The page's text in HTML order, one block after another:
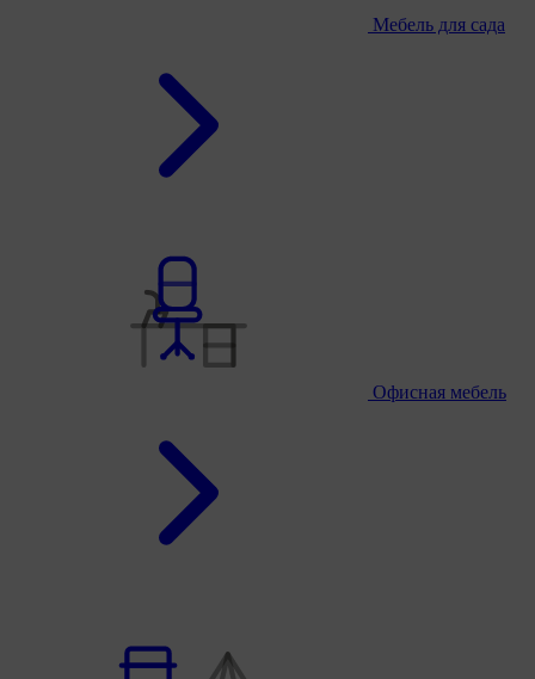
Мебель для сада
Офисная мебель